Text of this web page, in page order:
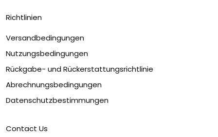
Richtlinien
Versandbedingungen
Nutzungsbedingungen
Rückgabe- und Rückerstattungsrichtlinie
Abrechnungsbedingungen
Datenschutzbestimmungen
Contact Us